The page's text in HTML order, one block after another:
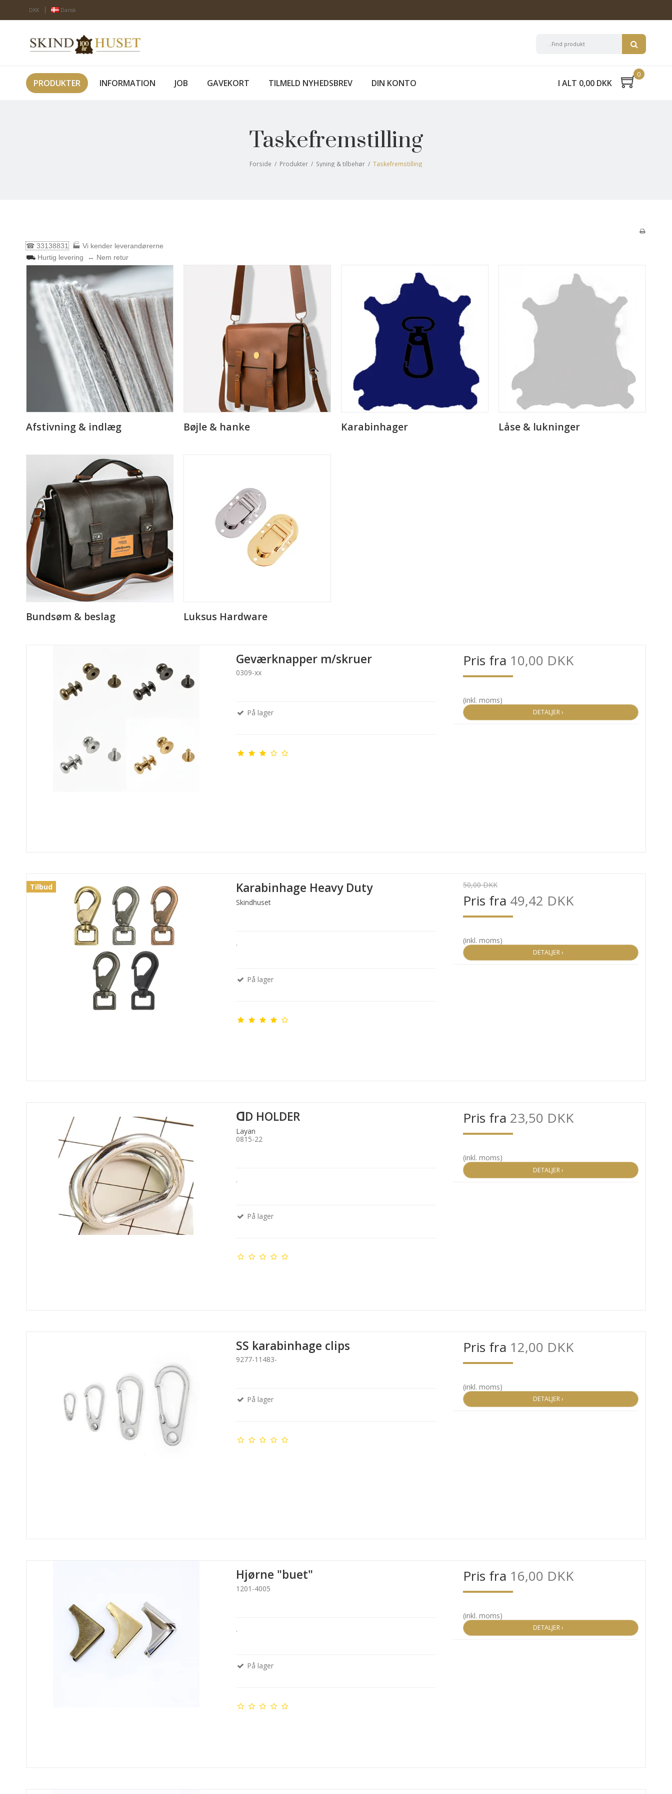
DKK Dansk
PRODUKTER INFORMATION JOB GAVEKORT TILMELD NYHEDSBREV DIN KONTO I ALT 0,00 DKK
0
Taskefremstilling
Forside / Produkter / Syning & tilbehør / Taskefremstilling
☎ 33138831🏭 Vi kender leverandørerne
⛟ Hurtig levering ↔ Nem retur
Afstivning & indlæg Bøjle & hanke Karabinhager Låse & lukninger
Bundsøm & beslag Luksus Hardware
Geværknapper m/skruer
0309-xx
På lager
Pris fra 10,00 DKK
(inkl. moms)
DETALJER ›
Tilbud Karabinhage Heavy Duty
Skindhuset
.
På lager
50,00 DKK
Pris fra 49,42 DKK
(inkl. moms)
DETALJER ›
ꓷD HOLDER
Layan
0815-22
.
På lager
Pris fra 23,50 DKK
(inkl. moms)
DETALJER ›
SS karabinhage clips
9277-11483-
På lager
Pris fra 12,00 DKK
(inkl. moms)
DETALJER ›
Hjørne "buet"
1201-4005
.
På lager
Pris fra 16,00 DKK
(inkl. moms)
DETALJER ›